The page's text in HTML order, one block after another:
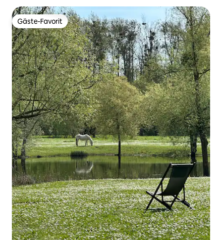
Gäste-Favorit
Gäste-Favorit